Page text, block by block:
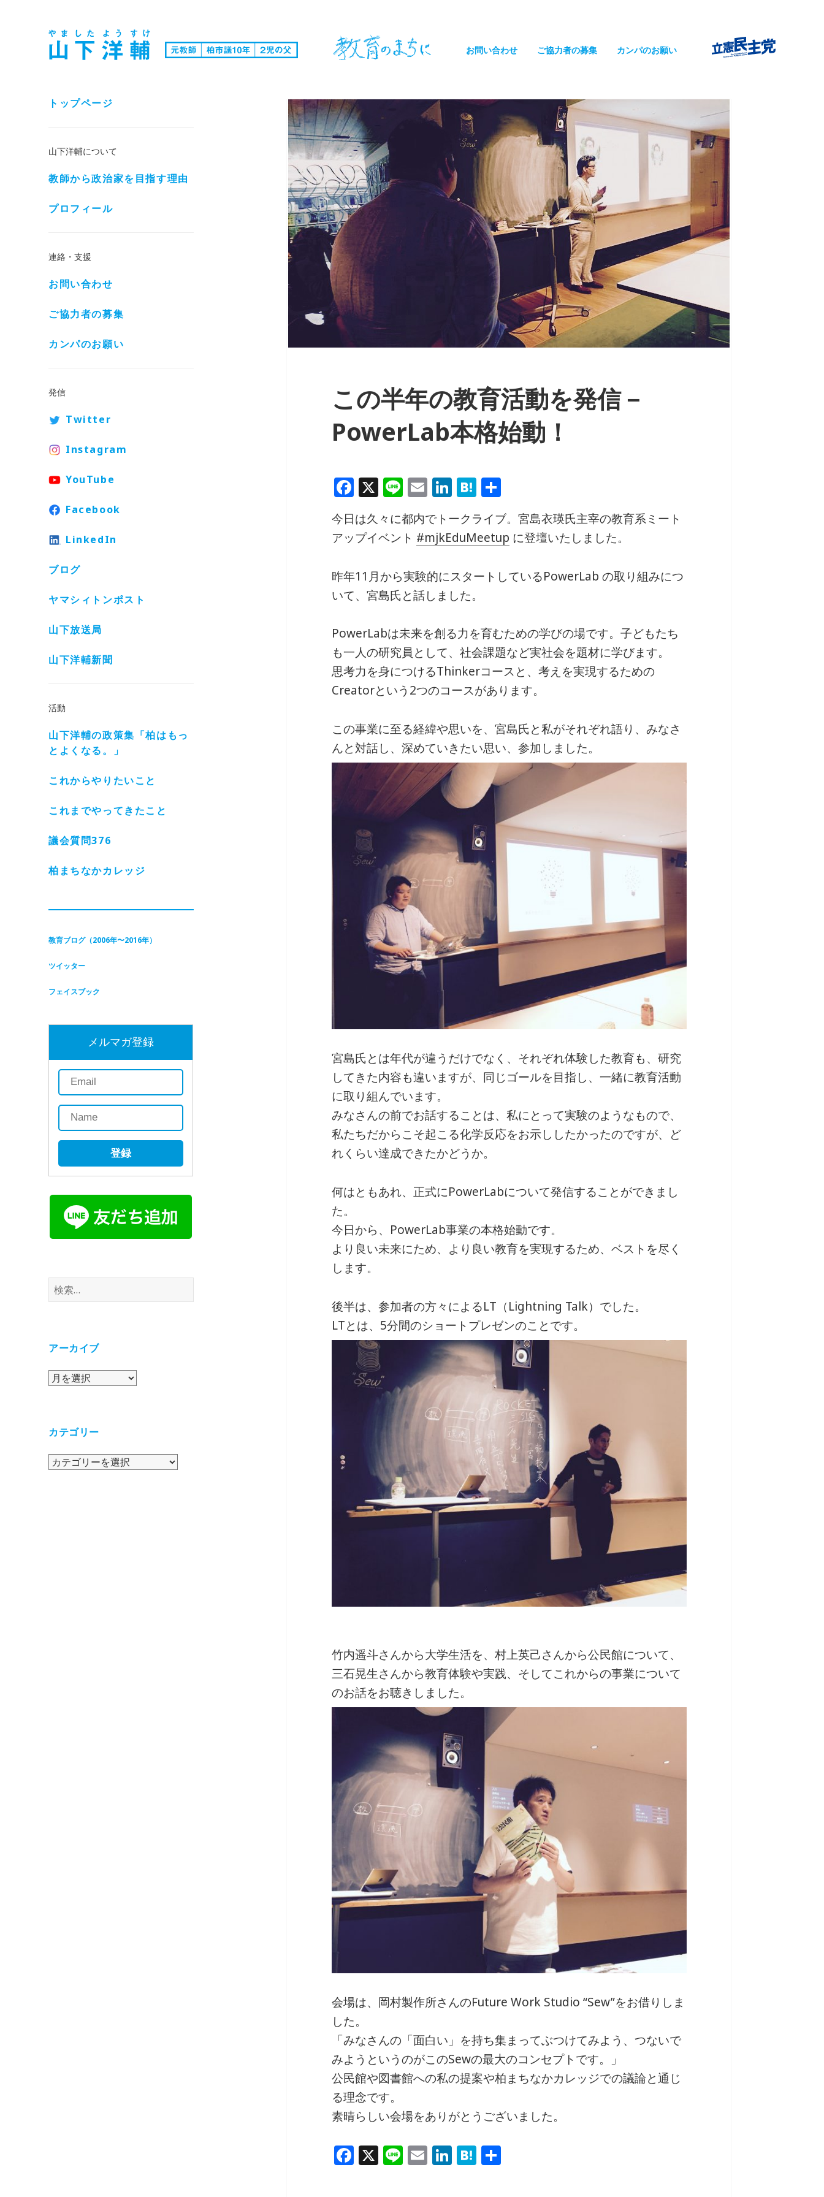
お問い合わせ ご協力者の募集 カンパのお願い
トップページ
山下洋輔について
教師から政治家を目指す理由
プロフィール
連絡・支援
お問い合わせ
ご協力者の募集
カンパのお願い
発信
Twitter
Instagram
YouTube
Facebook
LinkedIn
ブログ
ヤマシィトンポスト
山下放送局
山下洋輔新聞
活動
山下洋輔の政策集「柏はもっ
とよくなる。」
これからやりたいこと
これまでやってきたこと
議会質問376
柏まちなかカレッジ
教育ブログ（2006年〜2016年）
ツイッター
フェイスブック
メルマガ登録
登録
検
索:
アーカイブ
ア
ブ
カテゴリー
カ
この半年の教育活動を発信－
PowerLab本格始動！
F
a
c
e
b
o
o
k
X Li
n
e
E
m
ai
l
Li
n
k
e
dI
n
H
at
e
n
共
有
今日は久々に都内でトークライブ。宮島衣瑛氏主宰の教育系ミート
アップイベント #mjkEduMeetup に登壇いたしました。
昨年11月から実験的にスタートしているPowerLab の取り組みにつ
いて、宮島氏と話しました。
PowerLabは未来を創る力を育むための学びの場です。子どもたち
も一人の研究員として、社会課題など実社会を題材に学びます。
思考力を身につけるThinkerコースと、考えを実現するための
Creatorという2つのコースがあります。
この事業に至る経緯や思いを、宮島氏と私がそれぞれ語り、みなさ
んと対話し、深めていきたい思い、参加しました。
宮島氏とは年代が違うだけでなく、それぞれ体験した教育も、研究
してきた内容も違いますが、同じゴールを目指し、一緒に教育活動
に取り組んでいます。
みなさんの前でお話することは、私にとって実験のようなもので、
私たちだからこそ起こる化学反応をお示ししたかったのですが、ど
れくらい達成できたかどうか。
何はともあれ、正式にPowerLabについて発信することができまし
た。
今日から、PowerLab事業の本格始動です。
より良い未来にため、より良い教育を実現するため、ベストを尽く
します。
後半は、参加者の方々によるLT（Lightning Talk）でした。
LTとは、5分間のショートプレゼンのことです。
竹内遥斗さんから大学生活を、村上英己さんから公民館について、
三石晃生さんから教育体験や実践、そしてこれからの事業について
のお話をお聴きしました。
会場は、岡村製作所さんのFuture Work Studio “Sew”をお借りしま
した。
「みなさんの「面白い」を持ち集まってぶつけてみよう、つないで
みようというのがこのSewの最大のコンセプトです。」
公民館や図書館への私の提案や柏まちなかカレッジでの議論と通じ
る理念です。
素晴らしい会場をありがとうございました。
F X Li E Li H 共